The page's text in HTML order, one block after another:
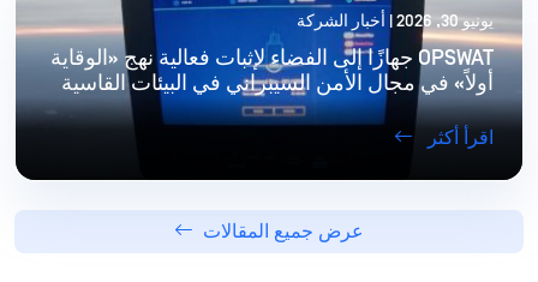
يونيو 30, 2026 | أخبار الشركة
OPSWAT جهازًا إلى الفضاء لإثبات فعالية نهج «الوقاية
أولاً» في مجال الأمن السيبراني في البيئات القاسية
اقرأ أكثر
عرض جميع المقالات